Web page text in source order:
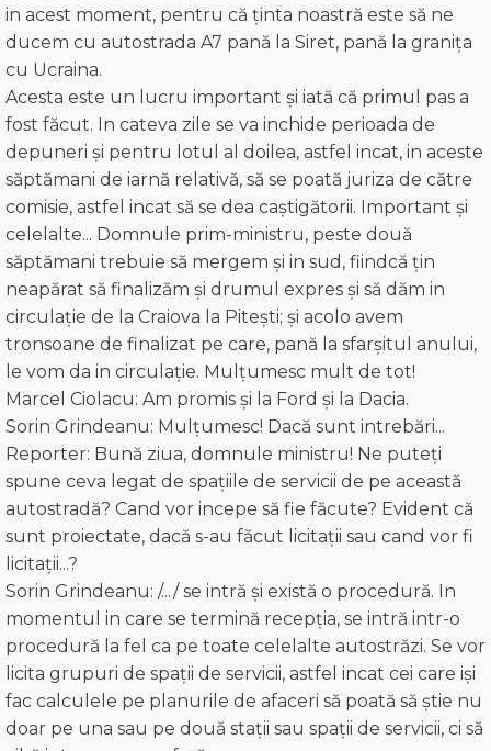
in acest moment, pentru că ținta noastră este să ne
ducem cu autostrada A7 pană la Siret, pană la granița
cu Ucraina.
Acesta este un lucru important și iată că primul pas a
fost făcut. In cateva zile se va inchide perioada de
depuneri și pentru lotul al doilea, astfel incat, in aceste
săptămani de iarnă relativă, să se poată juriza de către
comisie, astfel incat să se dea caștigătorii. Important și
celelalte... Domnule prim-ministru, peste două
săptămani trebuie să mergem și in sud, fiindcă țin
neapărat să finalizăm și drumul expres și să dăm in
circulație de la Craiova la Pitești; și acolo avem
tronsoane de finalizat pe care, pană la sfarșitul anului,
le vom da in circulație. Mulțumesc mult de tot!
Marcel Ciolacu: Am promis și la Ford și la Dacia.
Sorin Grindeanu: Mulțumesc! Dacă sunt intrebări...
Reporter: Bună ziua, domnule ministru! Ne puteți
spune ceva legat de spațiile de servicii de pe această
autostradă? Cand vor incepe să fie făcute? Evident că
sunt proiectate, dacă s-au făcut licitații sau cand vor fi
licitații...?
Sorin Grindeanu: /.../ se intră și există o procedură. In
momentul in care se termină recepția, se intră intr-o
procedură la fel ca pe toate celelalte autostrăzi. Se vor
licita grupuri de spații de servicii, astfel incat cei care iși
fac calculele pe planurile de afaceri să poată să știe nu
doar pe una sau pe două stații sau spații de servicii, ci să